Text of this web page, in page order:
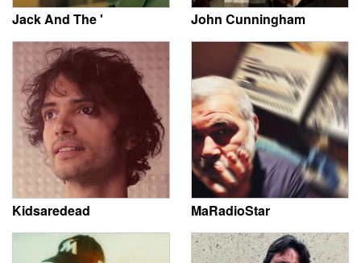
Jack And The ' John Cunningham
Kidsaredead MaRadioStar